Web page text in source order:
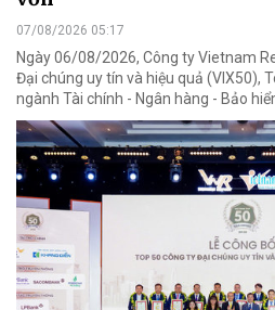
07/08/2026 05:17
Ngày 06/08/2026, Công ty Vietnam
Đại chúng uy tín và hiệu quả (VIX50),
ngành Tài chính - Ngân hàng - Bảo